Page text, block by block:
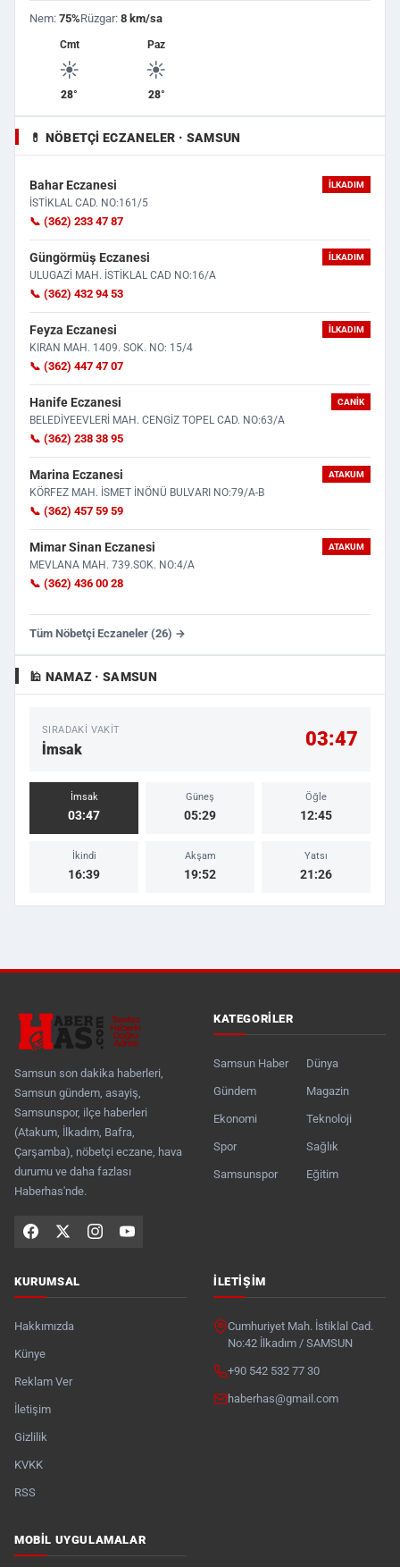
Nem: 75%Rüzgar: 8 km/sa
Cmt
☀️
28°
Paz
☀️
28°
💊 NÖBETÇI ECZANELER · SAMSUN
Bahar Eczanesi İLKADIM
İSTİKLAL CAD. NO:161/5
📞 (362) 233 47 87
Güngörmüş Eczanesi İLKADIM
ULUGAZİ MAH. İSTİKLAL CAD NO:16/A
📞 (362) 432 94 53
Feyza Eczanesi İLKADIM
KIRAN MAH. 1409. SOK. NO: 15/4
📞 (362) 447 47 07
Hanife Eczanesi CANIK
BELEDİYEEVLERİ MAH. CENGİZ TOPEL CAD. NO:63/A
📞 (362) 238 38 95
Marina Eczanesi ATAKUM
KÖRFEZ MAH. İSMET İNÖNÜ BULVARI NO:79/A-B
📞 (362) 457 59 59
Mimar Sinan Eczanesi ATAKUM
MEVLANA MAH. 739.SOK. NO:4/A
📞 (362) 436 00 28
Tüm Nöbetçi Eczaneler (26) →
🕌 NAMAZ · SAMSUN
SIRADAKI VAKIT
İmsak 03:47
İmsak
03:47
Güneş
05:29
Öğle
12:45
İkindi
16:39
Akşam
19:52
Yatsı
21:26
Samsun son dakika haberleri,
Samsun gündem, asayiş,
Samsunspor, ilçe haberleri
(Atakum, İlkadım, Bafra,
Çarşamba), nöbetçi eczane, hava
durumu ve daha fazlası
Haberhas'nde.
KATEGORILER
Samsun Haber
Gündem
Ekonomi
Spor
Samsunspor
Dünya
Magazin
Teknoloji
Sağlık
Eğitim
KURUMSAL
Hakkımızda
Künye
Reklam Ver
İletişim
Gizlilik
KVKK
RSS
İLETIŞIM
Cumhuriyet Mah. İstiklal Cad.
No:42 İlkadım / SAMSUN
+90 542 532 77 30
haberhas@gmail.com
MOBIL UYGULAMALAR